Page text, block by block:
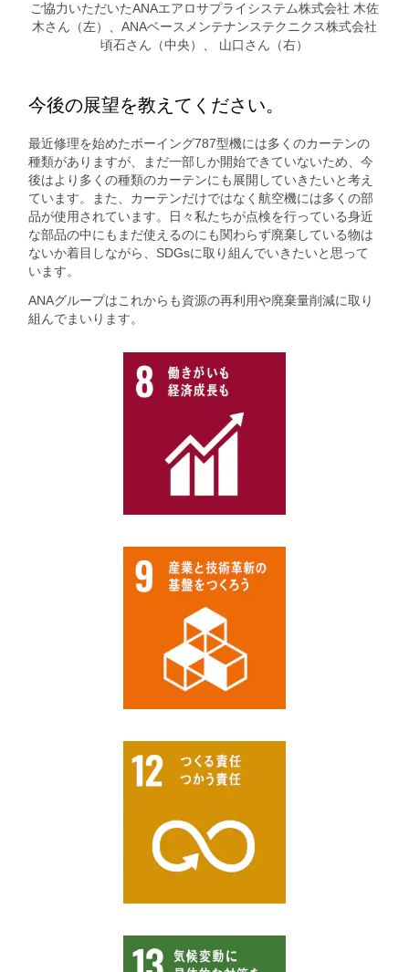
ご協力いただいたANAエアロサプライシステム株式会社 木佐
木さん（左）、ANAベースメンテナンステクニクス株式会社
頃石さん（中央）、 山口さん（右）
今後の展望を教えてください。
最近修理を始めたボーイング787型機には多くのカーテンの
種類がありますが、まだ一部しか開始できていないため、今
後はより多くの種類のカーテンにも展開していきたいと考え
ています。また、カーテンだけではなく航空機には多くの部
品が使用されています。日々私たちが点検を行っている身近
な部品の中にもまだ使えるのにも関わらず廃棄している物は
ないか着目しながら、SDGsに取り組んでいきたいと思って
います。
ANAグループはこれからも資源の再利用や廃棄量削減に取り
組んでまいります。